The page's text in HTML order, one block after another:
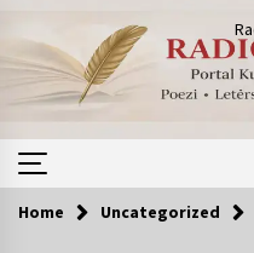
content
Kerko
Home Uncategorized